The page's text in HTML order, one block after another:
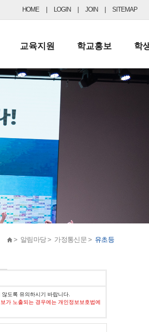
HOME LOGIN JOIN SITEMAP
료
교육지원
행정실
학교운영위원회
학교건축기금
학교홍보
보도자료
학
> 알림마당 > 가정통신문 > 유초등
도록 유의하시기 바랍니다.
가 노출되는 경우에는 개인정보보호법에